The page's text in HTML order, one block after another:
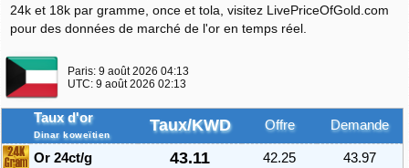
24k et 18k par gramme, once et tola, visitez LivePriceOfGold.com
pour des données de marché de l'or en temps réel.
Paris: 9 août 2026 04:13
UTC: 9 août 2026 02:13
Taux d'or
Dinar koweïtien
Taux/KWD Offre Demande
Or 24ct/g 43.11 42.25
43.97